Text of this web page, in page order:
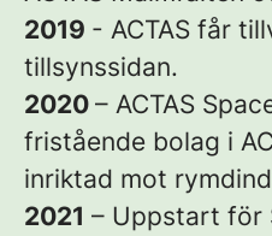
2019 - ACTAS får
tillsynssidan.
2020 – ACTAS
fristående bolag i
inriktad mot
2021 – Uppstart för